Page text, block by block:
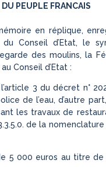
PEUPLE FRANCAIS
en réplique,
Conseil d’Etat, le
des moulins, la
Conseil d’Etat :
l’article 3 du décret n°
de l’eau, d’autre
les travaux de
de la nomenclature
5 000 euros au titre de